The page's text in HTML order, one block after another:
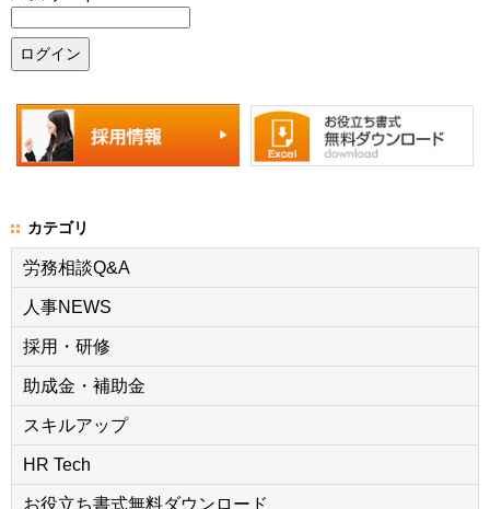
カテゴリ
労務相談Q&A
人事NEWS
採用・研修
助成金・補助金
スキルアップ
HR Tech
お役立ち書式無料ダウンロード